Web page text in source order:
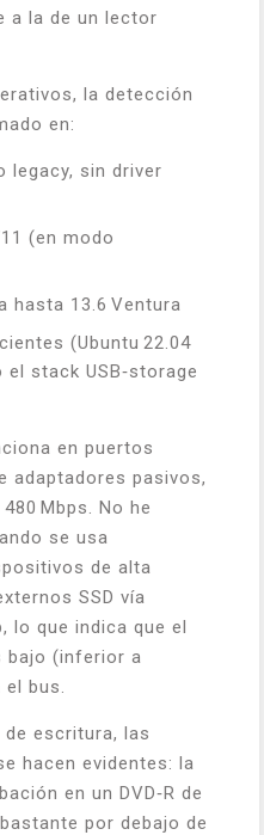
a la de un lector
la detección
en:
legacy, sin driver
(en modo
hasta 13.6 Ventura
(Ubuntu 22.04
el stack USB‑storage
en puertos
adaptadores pasivos,
Mbps. No he
se usa
de alta
SSD vía
lo que indica que el
bajo (inferior a
el bus.
escritura, las
hacen evidentes: la
en un DVD‑R de
por debajo de